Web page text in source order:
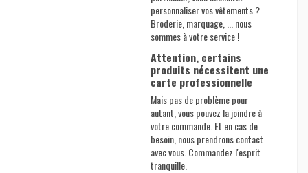
personnaliser vos vêtements ?
Broderie, marquage, ... nous
sommes à votre service !
Attention, certains
produits nécessitent une
carte professionnelle
Mais pas de problème pour
autant, vous pouvez la joindre à
votre commande. Et en cas de
besoin, nous prendrons contact
avec vous. Commandez l'esprit
tranquille.